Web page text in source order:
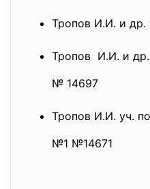
Тропов И.И. и
Тропов И.И. и
№ 14697
Тропов И.И. уч.
№1 №14671